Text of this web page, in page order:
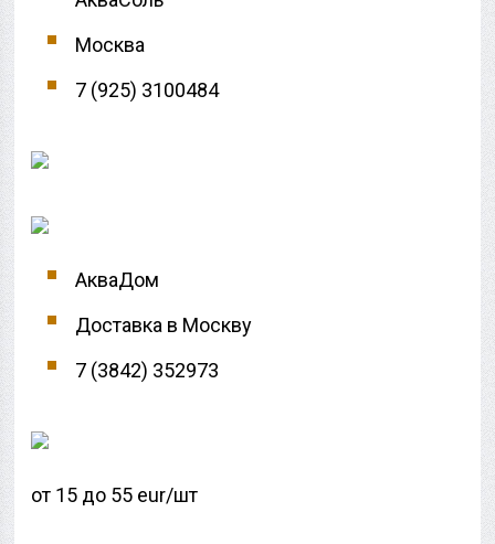
Москва
7 (925) 3100484
АкваДом
Доставка в Москву
7 (3842) 352973
от 15 до 55 eur/шт